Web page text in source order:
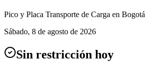
Pico y Placa Transporte de Carga en Bogotá
Sábado, 8 de agosto de 2026
Sin restricción hoy